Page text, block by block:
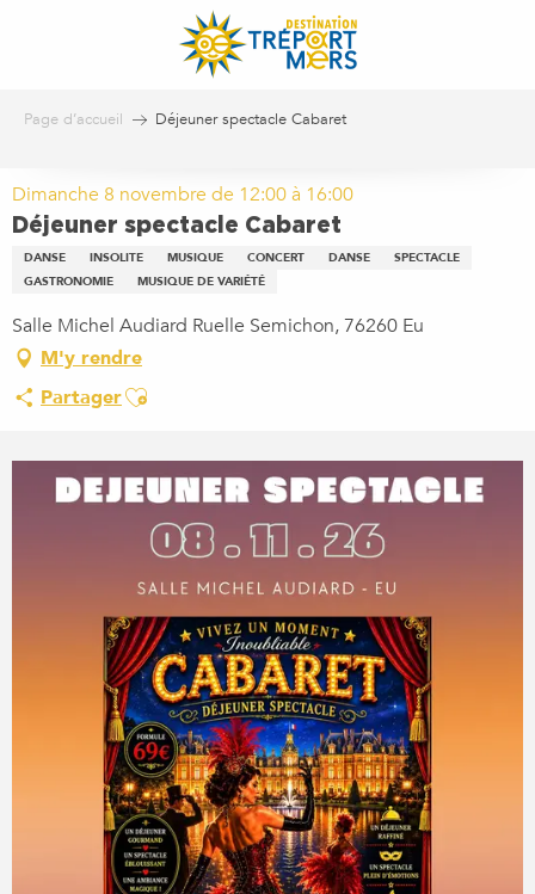
Page d’accueil Déjeuner spectacle Cabaret
Dimanche 8 novembre de 12:00 à 16:00
Déjeuner spectacle Cabaret
DANSE INSOLITE MUSIQUE CONCERT DANSE
SPECTACLE
GASTRONOMIE
MUSIQUE DE VARIÉTÉ
Salle Michel Audiard Ruelle Semichon, 76260 Eu
M'y rendre
PartagerAjouter aux favoris